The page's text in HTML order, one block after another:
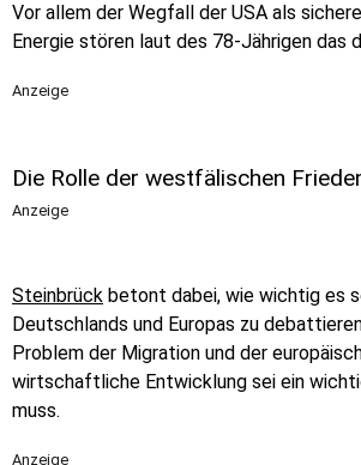
Vor allem der Wegfall der USA als
Energie stören laut des 78-Jährigen das
Anzeige
Die Rolle der westfälischen
Anzeige
Steinbrück betont dabei, wie wichtig es
Deutschlands und Europas zu
Problem der Migration und der
wirtschaftliche Entwicklung sei ein
muss.
Anzeige